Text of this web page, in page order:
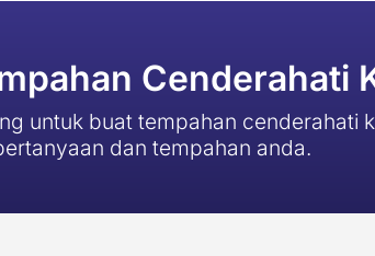
Cenderahati
untuk buat tempahan cenderahati
dan tempahan anda.